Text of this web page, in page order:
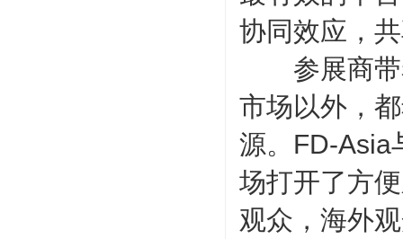
协同效应，
参展商带
市场以外，
源。FD-Asia
场打开了方
观众，海外